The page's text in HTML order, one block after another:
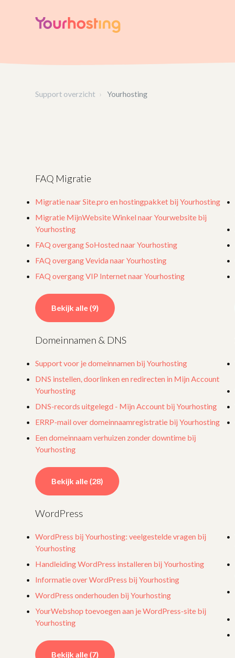
Support overzicht Yourhosting
FAQ Migratie
Migratie naar Site.pro en hostingpakket bij Yourhosting
Migratie MijnWebsite Winkel naar Yourwebsite bij
Yourhosting
FAQ overgang SoHosted naar Yourhosting
FAQ overgang Vevida naar Yourhosting
FAQ overgang VIP Internet naar Yourhosting
Bekijk alle (9)
Domeinnamen & DNS
Support voor je domeinnamen bij Yourhosting
DNS instellen, doorlinken en redirecten in Mijn Account
Yourhosting
DNS-records uitgelegd - Mijn Account bij Yourhosting
ERRP-mail over domeinnaamregistratie bij Yourhosting
Een domeinnaam verhuizen zonder downtime bij
Yourhosting
Bekijk alle (28)
WordPress
WordPress bij Yourhosting: veelgestelde vragen bij
Yourhosting
Handleiding WordPress installeren bij Yourhosting
Informatie over WordPress bij Yourhosting
WordPress onderhouden bij Yourhosting
YourWebshop toevoegen aan je WordPress-site bij
Yourhosting
Bekijk alle (7)